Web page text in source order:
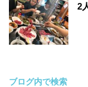
2
ブログ内で検索